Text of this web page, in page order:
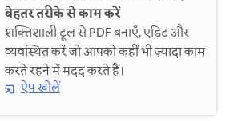
बेहतर तरीके से काम करें
शक्तिशाली टूल से PDF बनाएँ, एडिट और
व्यवस्थित करें जो आपको कहीं भी ज़्यादा काम
करते रहने में मदद करते हैं।
ऐप खोलें